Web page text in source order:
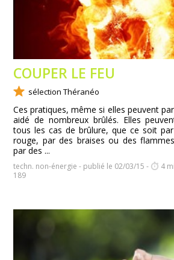
COUPER LE FEU
sélection Théranéo
Ces pratiques, même si elles peuvent
aidé de nombreux brûlés. Elles
tous les cas de brûlure, que ce soit
rouge, par des braises ou des
par des ...
techn. non-énergie - publié le 02/03/15 - 4
189